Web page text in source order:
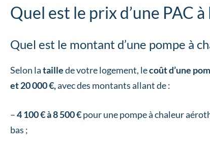
Quel est le prix d’une PAC
Quel est le montant d’une pompe à
Selon lataillede votre logement, lecoût d’une
et 20 000 €,avec des montants allant de :
–4 100 € à 8 500 €pour une pompe à chaleur
bas ;